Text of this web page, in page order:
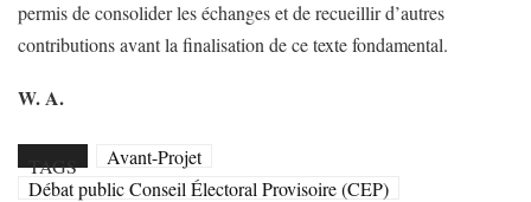
permis de consolider les échanges et de recueillir d’autres
contributions avant la finalisation de ce texte fondamental.
W. A.
TAGS
Avant-Projet
Débat public ​Conseil Électoral Provisoire (CEP)